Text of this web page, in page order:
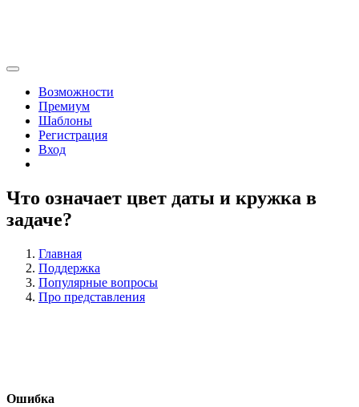
Возможности
Премиум
Шаблоны
Регистрация
Вход
Что означает цвет даты и кружка в
задаче?
Главная
Поддержка
Популярные вопросы
Про представления
Ошибка